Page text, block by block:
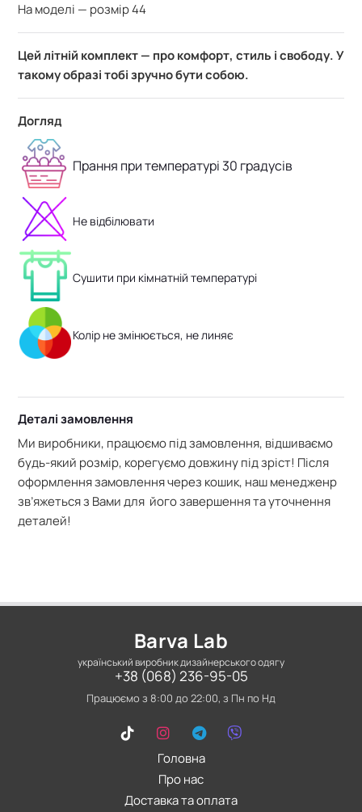
На моделі — розмір 44
Цей літній комплект — про комфорт, стиль і свободу. У
такому образі тобі зручно бути собою.
Догляд
Прання при температурі 30 градусів
Не відбілювати
Сушити при кімнатній температурі
Колір не змінюється, не линяє
Деталі замовлення
Ми виробники, працюємо під замовлення, відшиваємо
будь-який розмір, корегуємо довжину під зріст! Після
оформлення замовлення через кошик, наш менедженр
зв’яжеться з Вами для його завершення та уточнення
деталей!
Barva Lab
український виробник дизайнерського одягу
Головна
Про нас
Доставка та оплата
+38 (068) 236-95-05
Працюємо з 8:00 до 22:00, з Пн по Нд